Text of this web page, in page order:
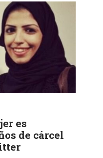
es
de cárcel